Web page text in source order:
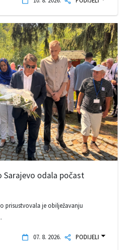
Sarajevo odala počast
prisustvovala je obilježavanju
07. 8. 2026. PODIJELI